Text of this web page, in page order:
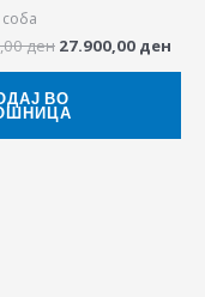
ден 27.900,00 ден
ВО